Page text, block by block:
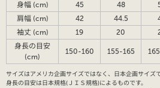
身幅 (cm)
45 48
肩幅 (cm)
42 44.5
袖丈 (cm)
19 20
身長の目安
(cm)
150-160 155-165
サイズはアメリカ企画サイズではなく、日本企画サイズで
身長の目安は日本規格(ＪＩＳ規格)によるものです。